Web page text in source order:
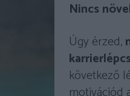
Nincs
Úgy érzed,
következő